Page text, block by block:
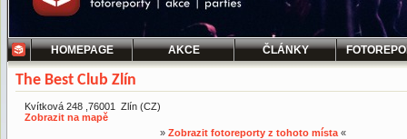
HOMEPAGE AKCE ČLÁNKY
The Best Club Zlín
Kvítková 248 ,76001 Zlín (CZ)
Zobrazit na mapě
» Zobrazit fotoreporty z tohoto místa«